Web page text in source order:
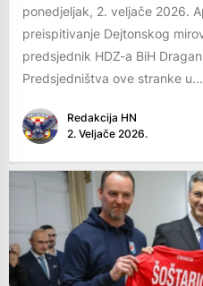
ponedjeljak, 2. veljače 2026.
preispitivanje Dejtonskog
predsjednik HDZ-a BiH
Predsjedništva ove stranke u...
Redakcija HN
2. Veljače 2026.